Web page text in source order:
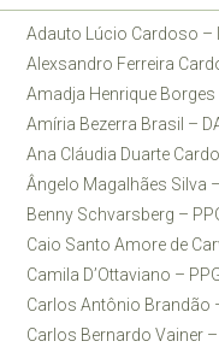
Adauto Lúcio Cardoso –
Alexsandro Ferreira
Amadja Henrique Borges
Amíria Bezerra Brasil –
Ana Cláudia Duarte
Ângelo Magalhães Silva
Benny Schvarsberg –
Caio Santo Amore de
Camila D’Ottaviano –
Carlos Antônio Brandão
Carlos Bernardo Vainer –